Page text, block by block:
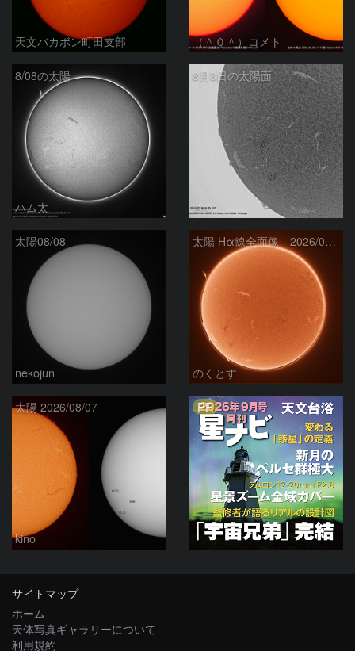
天文バカボン町田支部 （＾０＾）コメト
8/08の太陽
ハム太
8月8日の太陽面
ta-o
太陽08/08
nekojun
太陽 Hα線全面像 2026/08/08
のくとす
太陽 2026/08/07
kino
PR
サイトマップ
ホーム
天体写真ギャラリーについて
利用規約